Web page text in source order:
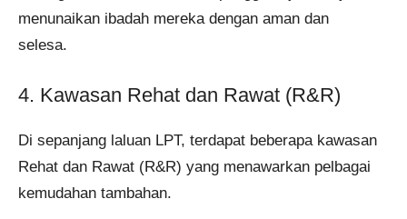
menunaikan ibadah mereka dengan aman dan
selesa.
4. Kawasan Rehat dan Rawat (R&R)
Di sepanjang laluan LPT, terdapat beberapa kawasan
Rehat dan Rawat (R&R) yang menawarkan pelbagai
kemudahan tambahan.